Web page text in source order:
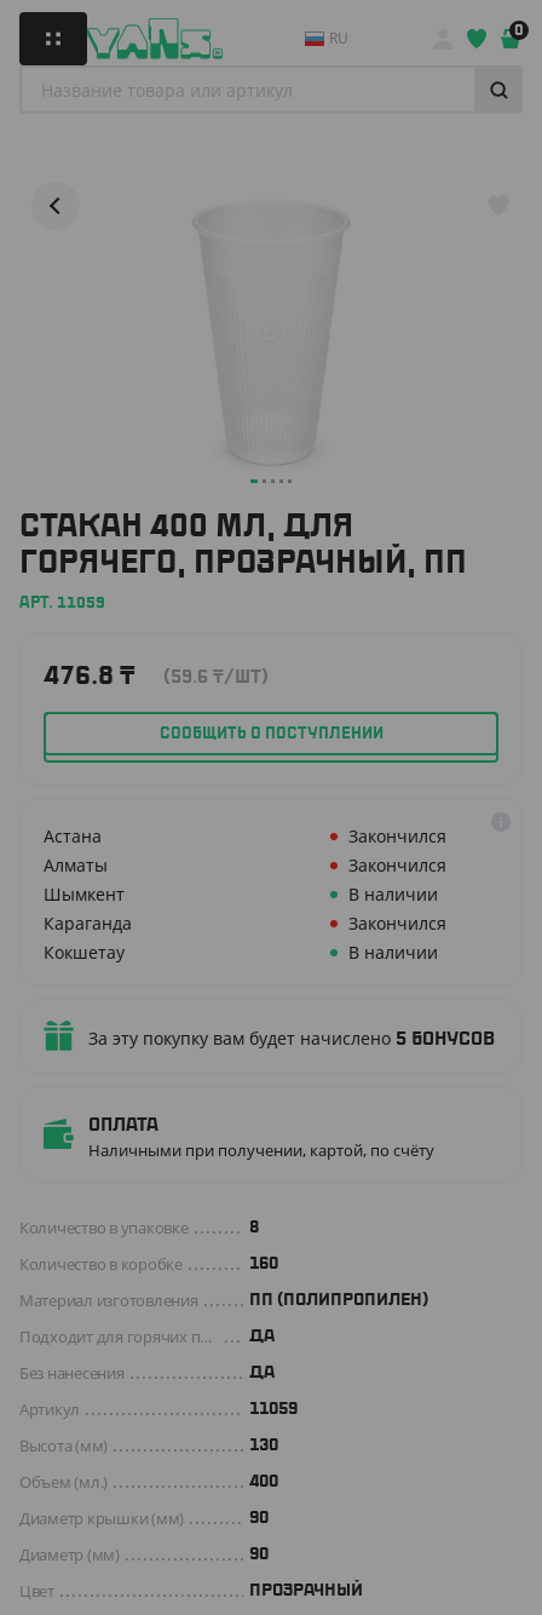
RU 0
СТАКАН 400 МЛ, ДЛЯ
ГОРЯЧЕГО, ПРОЗРАЧНЫЙ, ПП
АРТ. 11059
476.8 ₸ (59.6 ₸/ШТ)
СООБЩИТЬ О ПОСТУПЛЕНИИ
Астана
Закончился
Алматы
Закончился
Шымкент
В наличии
Караганда
Закончился
Кокшетау
В наличии
За эту покупку вам будет начислено 5 бонусов
Оплата
Наличными при получении, картой, по счёту
Количество в упаковке 8
Количество в коробке 160
Материал изготовления ПП (ПОЛИПРОПИЛЕН)
Подходит для горячих продуктов ДА
Без нанесения ДА
Артикул 11059
Высота (мм) 130
Объем (мл.) 400
Диаметр крышки (мм) 90
Диаметр (мм) 90
Цвет ПРОЗРАЧНЫЙ